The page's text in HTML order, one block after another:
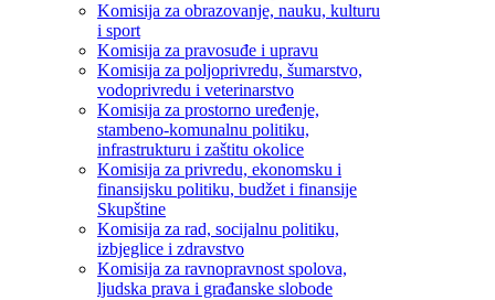
Komisija za obrazovanje, nauku, kulturu
i sport
Komisija za pravosuđe i upravu
Komisija za poljoprivredu, šumarstvo,
vodoprivredu i veterinarstvo
Komisija za prostorno uređenje,
stambeno-komunalnu politiku,
infrastrukturu i zaštitu okolice
Komisija za privredu, ekonomsku i
finansijsku politiku, budžet i finansije
Skupštine
Komisija za rad, socijalnu politiku,
izbjeglice i zdravstvo
Komisija za ravnopravnost spolova,
ljudska prava i građanske slobode